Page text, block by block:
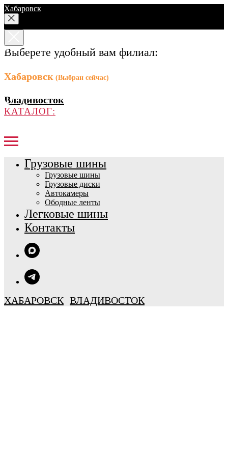
Хабаровск
Выберете удобный вам филиал:
Хабаровск (Выбран сейчас)
Владивосток
КАТАЛОГ:
Грузовые шины
Грузовые шины
Грузовые диски
Автокамеры
Ободные ленты
Легковые шины
Контакты
ХАБАРОВСК ВЛАДИВОСТОК